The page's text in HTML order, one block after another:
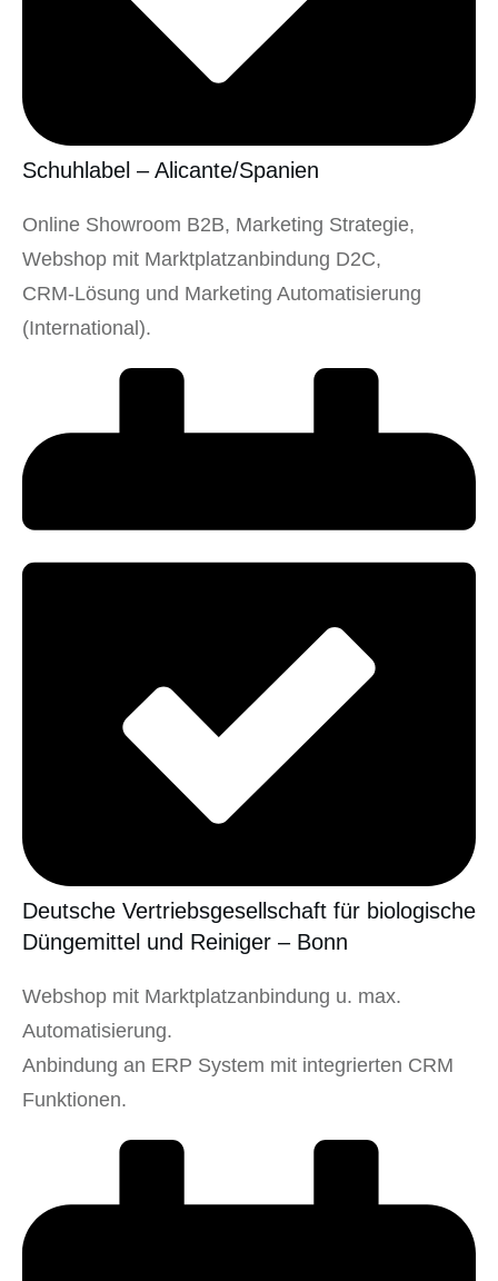
Schuhlabel – Alicante/Spanien
Online Showroom B2B, Marketing Strategie,
Webshop mit Marktplatzanbindung D2C,
CRM-Lösung und Marketing Automatisierung
(International).
Deutsche Vertriebsgesellschaft für biologische
Düngemittel und Reiniger – Bonn
Webshop mit Marktplatzanbindung u. max.
Automatisierung.
Anbindung an ERP System mit integrierten CRM
Funktionen.